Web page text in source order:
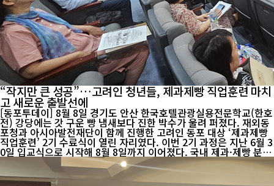
“작지만 큰 성공”…고려인 청년들, 제과제빵 직업훈련 마치
고 새로운 출발선에
[동포투데이] 8월 8일 경기도 안산 한국호텔관광실용전문학교(한호
전) 강당에는 갓 구운 빵 냄새보다 진한 박수가 울려 퍼졌다. 재외동
포청과 아시아발전재단이 함께 진행한 고려인 동포 대상 ‘제과제빵
직업훈련’ 2기 수료식이 열린 자리였다. 이번 2기 과정은 지난 6월 3
0일 입교식으로 시작해 8월 8일까지 이어졌다. 국내 제과·제빵 분야
최고 전문가들이 강사로 나서 실습 위주의 교육을 진행했고, 최종 1
5명의 고려인 청년이 수료증을 받았다. 1기에 이어 두 번째로 열린
이번 훈련은 아시아발전재단이 주관했다. 해당 재단은 고려인 청소